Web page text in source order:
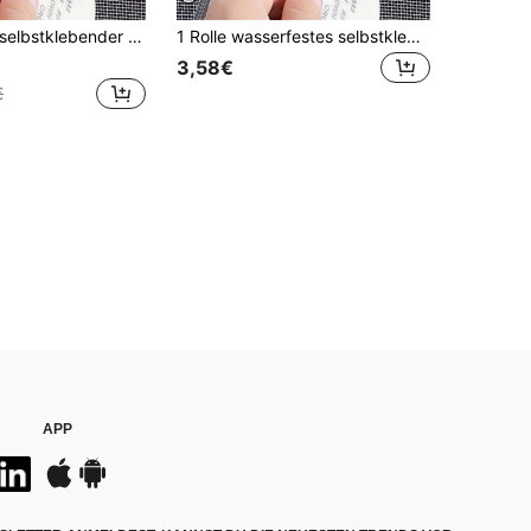
Badezimmer-Bodenabfluss-Abdeckung, Dorm-Tür/Vorhang-Insektennetz-Flicken, starker Klebstoff-Reparaturband, geeignet für beschädigte Bildschirme, schwarz, zur Reparatur von Löchern oder Rissen in Fenster- und Türbildschirmen, selbstklebend, zum Befestigen von Moskitonetzen und Reparieren von Fensterbildschirmen 1 Rolle wasserfestes selbstklebendes Fenternetz-Reparaturband, Mückennetz-Reparaturband, Einweg-Bodenablaufabdecknetz-Aufkleber, selbstklebendes Reparaturpatch für Wasser-Lecks an Tür/Fenster, Badezimmer-Ablaufabdeckung, Anti-Insektennetz-Patch für Schlafsaal-Tür/Vorhang, starkes Klebeband zum Reparieren, geeignet für beschädigte Bildschirme, schwarz, zum Reparieren von Löchern oder Rissen in Bildschirmfenstern und -türen, selbstklebend, zum Reparieren von Mückennetzen und Fensterbildschirmen
3,58€
APP